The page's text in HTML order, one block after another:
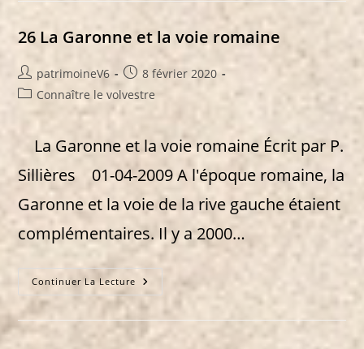
Gascon
Du
Volvestre
26 La Garonne et la voie romaine
Auteur/autrice
de
patrimoineV6
Publication
publiée :
8 février 2020
Post
category:
Connaître le volvestre
La Garonne et la voie romaine Écrit par P.
Sillières 01-04-2009 A l'époque romaine, la
Garonne et la voie de la rive gauche étaient
complémentaires. Il y a 2000…
Continuer La Lecture 26
La
Garonne
Voie